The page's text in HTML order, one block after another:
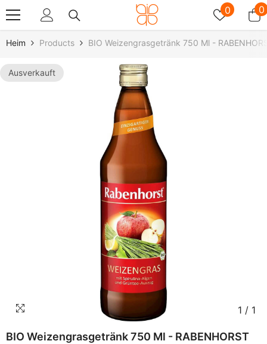
0 00
Heim Products BIO Weizengrasgetränk 750 Ml -
Ausverkauft
1 / 1
BIO Weizengrasgetränk 750 Ml - RABENHORST